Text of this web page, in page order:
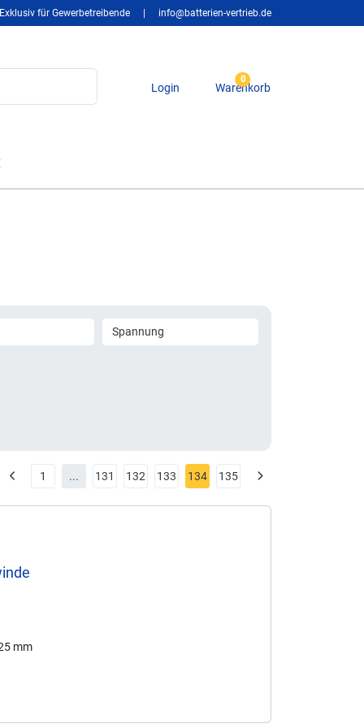
Exklusiv für Gewerbetreibende info@batterien-vertrieb.de
Login
0
Warenkorb
Spannung
1 ... 131 132 133 134 135
mm